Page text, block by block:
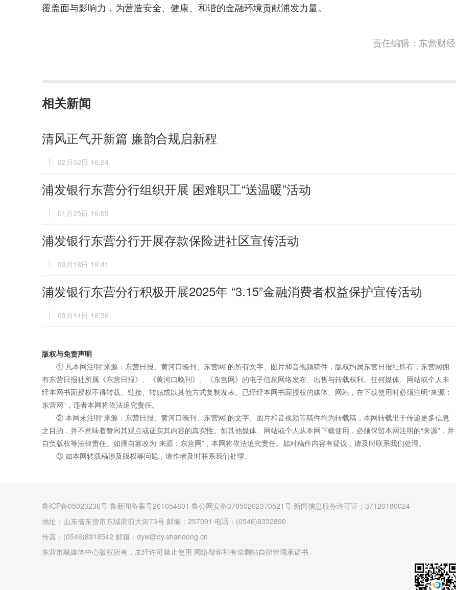
覆盖面与影响力，为营造安全、健康、和谐的金融环境贡献浦发力量。
责任编辑：东营财经
相关新闻
清风正气开新篇 廉韵合规启新程
02月02日 16:24
浦发银行东营分行组织开展 困难职工“送温暖”活动
01月25日 16:59
浦发银行东营分行开展存款保险进社区宣传活动
03月18日 19:41
浦发银行东营分行积极开展2025年 “3.15”金融消费者权益保护宣传活动
03月14日 16:36
版权与免责声明
① 凡本网注明“来源：东营日报、黄河口晚刊、东营网”的所有文字、图片和音视频稿件，版权均属东营日报社所有，东营网拥
有东营日报社所属《东营日报》、《黄河口晚刊》、《东营网》的电子信息网络发布、出售与转载权利。任何媒体、网站或个人未
经本网书面授权不得转载、链接、转贴或以其他方式复制发表。已经经本网书面授权的媒体、网站，在下载使用时必须注明“来源：
东营网”，违者本网将依法追究责任。
② 本网未注明“来源：东营日报、黄河口晚刊、东营网”的文字、图片和音视频等稿件均为转载稿，本网转载出于传递更多信息
之目的，并不意味着赞同其观点或证实其内容的真实性。如其他媒体、网站或个人从本网下载使用，必须保留本网注明的“来源”，并
自负版权等法律责任。如擅自篡改为“来源：东营网”，本网将依法追究责任。如对稿件内容有疑议，请及时联系我们处理。
③ 如本网转载稿涉及版权等问题，请作者及时联系我们处理。
鲁ICP备05023236号 鲁新闻备案号201054601 鲁公网安备37050202370521号 新闻信息服务许可证：37120180024
地址：山东省东营市东城府前大街73号 邮编：257091 电话：(0546)8332890
传真：(0546)8318542 邮箱：dyw@dy.shandong.cn
东营市融媒体中心版权所有，未经许可禁止使用 网络敲诈和有偿删帖自律管理承诺书